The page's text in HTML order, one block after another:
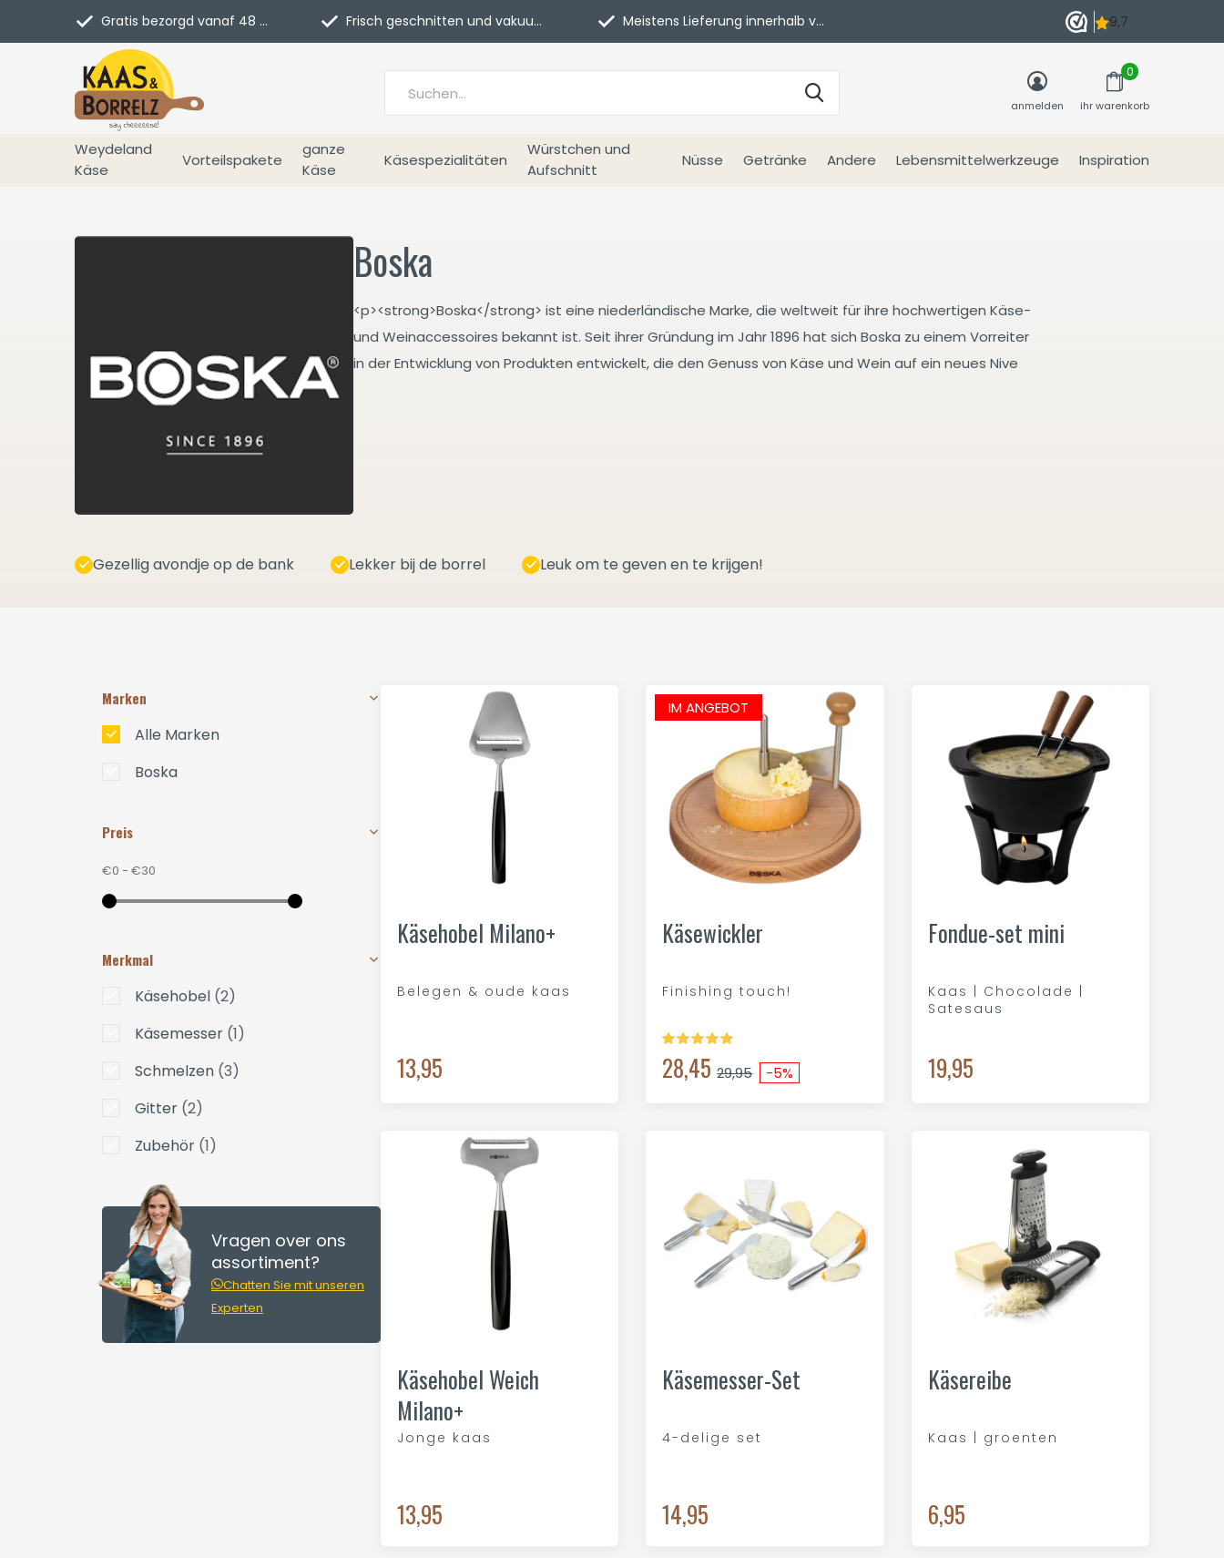
Weydeland
Käse
Vorteilspakete
ganze
Käse
Käsespezialitäten
Würstchen und
Aufschnitt
Nüsse Getränke Andere Lebensmittelwerkzeuge Inspiration
anmelden ihr warenkorb
0
Gratis bezorgd vanaf 48 euro in NL Frisch geschnitten und vakuumverpackt. Meistens Lieferung innerhalb von 3 Tagen
Boska
<p><strong>Boska</strong> ist eine niederländische Marke, die weltweit für ihre hochwertigen Käse-
und Weinaccessoires bekannt ist. Seit ihrer Gründung im Jahr 1896 hat sich Boska zu einem Vorreiter
in der Entwicklung von Produkten entwickelt, die den Genuss von Käse und Wein auf ein neues Nive
Gezellig avondje op de bank Lekker bij de borrel Leuk om te geven en te krijgen!
Käsehobel Milano+
Belegen & oude kaas
13,95
IM ANGEBOT
Käsewickler
Finishing touch!
28,45 29,95 -5%
Fondue-set mini
Kaas | Chocolade |
Satesaus
19,95
Käsehobel Weich
Milano+
Jonge kaas
13,95
Käsemesser-Set
4-delige set
14,95
Käsereibe
Kaas | groenten
6,95
Marken
Alle Marken
Boska
Preis
€0 - €30
Merkmal
Käsehobel (2)
Käsemesser (1)
Schmelzen (3)
Gitter (2)
Zubehör (1)
Vragen over ons
assortiment?
Chatten Sie mit unseren
Experten